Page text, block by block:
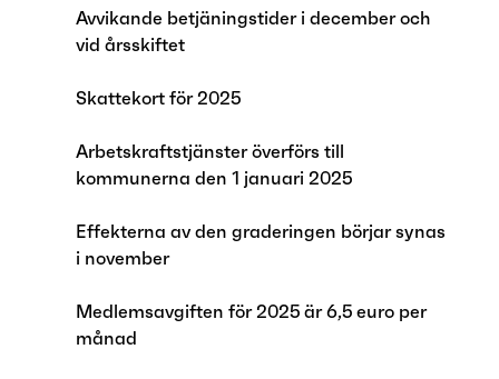
Avvikande betjäningstider i december och
vid årsskiftet
Skattekort för 2025
Arbetskraftstjänster överförs till
kommunerna den 1 januari 2025
Effekterna av den graderingen börjar synas
i november
Medlemsavgiften för 2025 är 6,5 euro per
månad